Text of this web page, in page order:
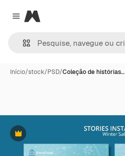
Close menu
Magnific
Início/stock/PSD/Coleção de histórias…
Premium